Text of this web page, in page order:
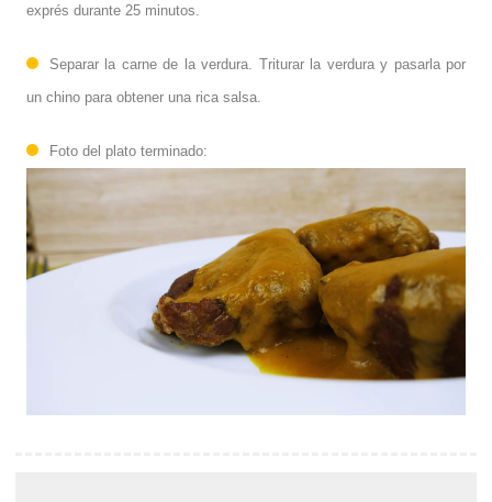
exprés durante 25 minutos.
Separar la carne de la verdura. Triturar la verdura y pasarla por
un chino para obtener una rica salsa.
Foto del plato terminado: